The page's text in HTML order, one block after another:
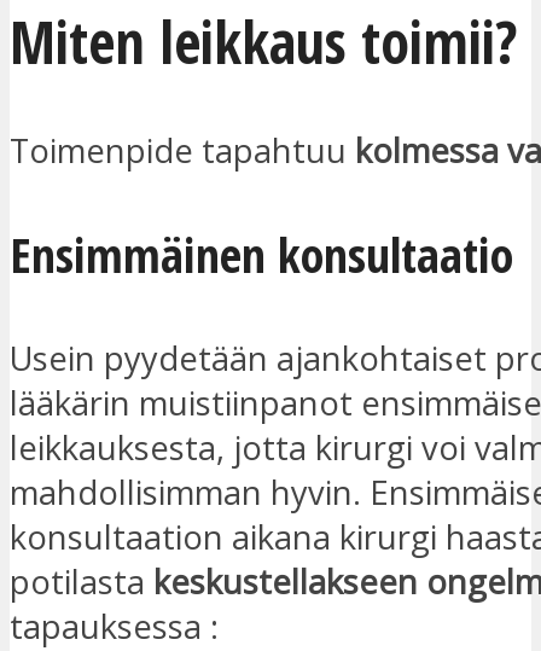
Miten leikkaus toimii?
Toimenpide tapahtuu kolmessa
Ensimmäinen konsultaatio
Usein pyydetään ajankohtaiset
lääkärin muistiinpanot
leikkauksesta, jotta kirurgi voi
mahdollisimman hyvin.
konsultaation aikana kirurgi
potilasta keskustellakseen
tapauksessa :